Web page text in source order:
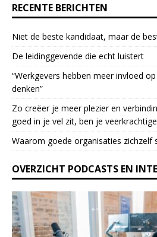
.
l
e
a
s
e
l
a
v
t
h
i
s
f
i
RECENTE BERICHTEN
Niet de beste kandidaat, maar de
De leidinggevende die echt luistert
“Werkgevers hebben meer invloed
denken”
Zo creëer je meer plezier en
goed in je vel zit, ben je
Waarom goede organisaties zichzelf
OVERZICHT PODCASTS EN